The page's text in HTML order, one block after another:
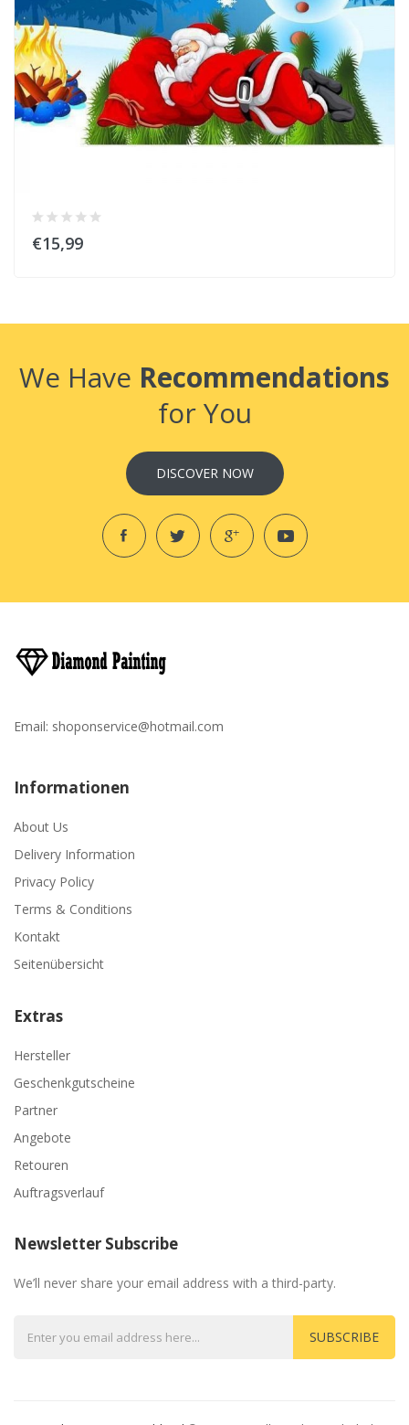
€15,99
We Have Recommendations
for You
DISCOVER NOW
Email: shoponservice@hotmail.com
Informationen
About Us
Delivery Information
Privacy Policy
Terms & Conditions
Kontakt
Seitenübersicht
Extras
Hersteller
Geschenkgutscheine
Partner
Angebote
Retouren
Auftragsverlauf
Newsletter Subscribe
We’ll never share your email address with a third-party.
SUBSCRIBE